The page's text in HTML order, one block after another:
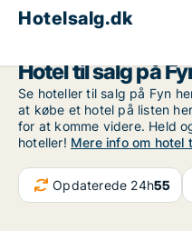
Hotelsalg.dk
Hotel til salg på
Se hoteller til salg på Fyn
at købe et hotel på listen
for at komme videre. Held
hoteller! Mere info om hotel
Opdaterede 24h55